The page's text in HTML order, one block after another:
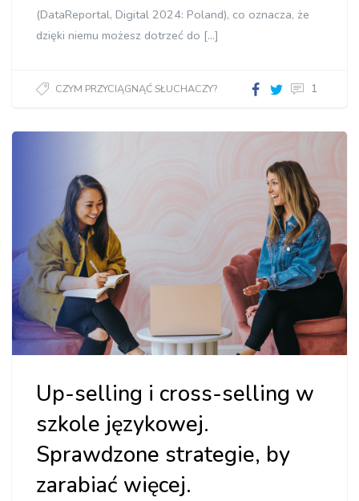
(DataReportal, Digital 2024: Poland), co oznacza, że
dzięki niemu możesz dotrzeć do […]
CZYM PRZYCIĄGNĄĆ SŁUCHACZY? 1
Up-selling i cross-selling w
szkole językowej.
Sprawdzone strategie, by
zarabiać więcej.